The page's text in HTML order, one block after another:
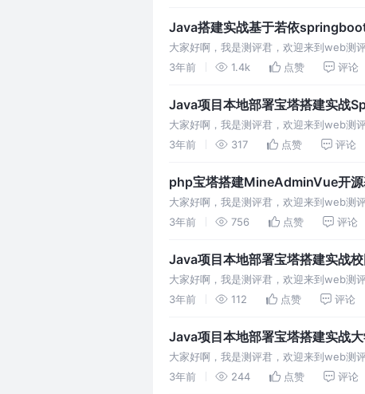
Java搭建实战基于若依
大家好啊，我是测评君，欢迎来到web测
3年前
1.4k 点赞 评论
Java项目本地部署宝塔搭建实战
大家好啊，我是测评君，欢迎来到web测
3年前
317 点赞 评论
php宝塔搭建MineAdminVue开
大家好啊，我是测评君，欢迎来到web测
3年前
756 点赞 评论
Java项目本地部署宝塔搭建实战
大家好啊，我是测评君，欢迎来到web测
3年前
112 点赞 评论
Java项目本地部署宝塔搭建实战
大家好啊，我是测评君，欢迎来到web测
3年前
244 点赞 评论